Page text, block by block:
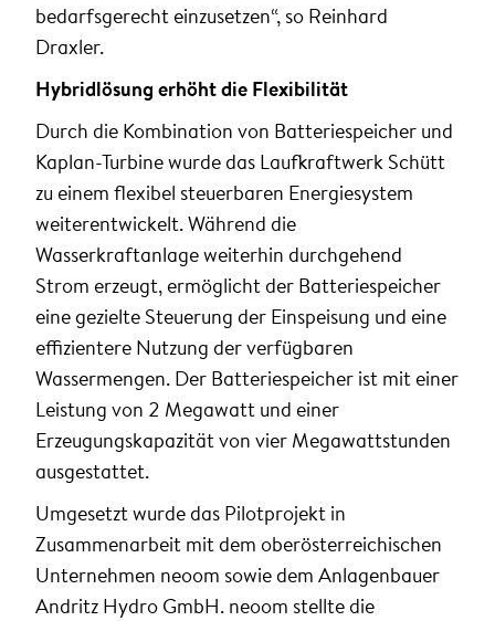
bedarfsgerecht einzusetzen“, so Reinhard
Draxler.
Hybridlösung erhöht die Flexibilität
Durch die Kombination von Batteriespeicher und
Kaplan-Turbine wurde das Laufkraftwerk Schütt
zu einem flexibel steuerbaren Energiesystem
weiterentwickelt. Während die
Wasserkraftanlage weiterhin durchgehend
Strom erzeugt, ermöglicht der Batteriespeicher
eine gezielte Steuerung der Einspeisung und eine
effizientere Nutzung der verfügbaren
Wassermengen. Der Batteriespeicher ist mit einer
Leistung von 2 Megawatt und einer
Erzeugungskapazität von vier Megawattstunden
ausgestattet.
Umgesetzt wurde das Pilotprojekt in
Zusammenarbeit mit dem oberösterreichischen
Unternehmen neoom sowie dem Anlagenbauer
Andritz Hydro GmbH. neoom stellte die